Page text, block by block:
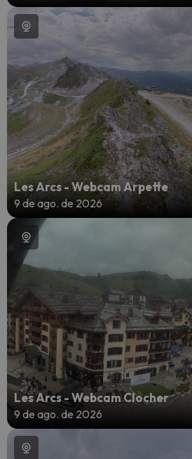
Les Arcs - Webcam Arpette
9 de ago. de 2026
Les Arcs - Webcam Clocher
9 de ago. de 2026